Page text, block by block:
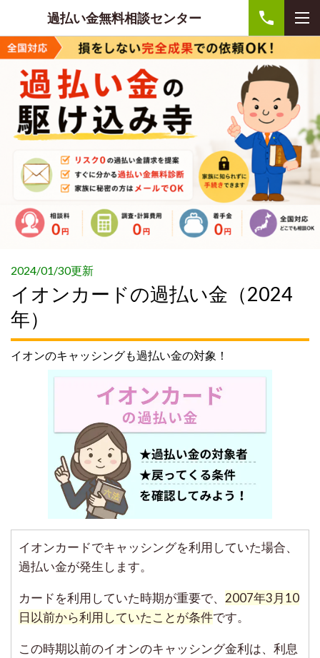
過払い金無料相談センター
2024/01/30更新
イオンカードの過払い金（2024
年）
イオンのキャッシングも過払い金の対象！
イオンカードでキャッシングを利用していた場合、
過払い金が発生します。
カードを利用していた時期が重要で、 2007年3月10
日以前から利用していたことが条件です。
この時期以前のイオンのキャッシング金利は、利息